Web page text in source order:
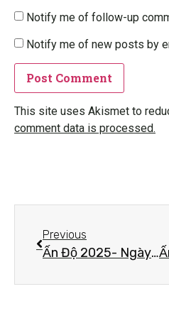
Notify me of follow-up
Notify me of new posts by
This site uses Akismet to
comment data is processed.
Previous
Ấn Độ 2025- Ngày thứ 6 – A-XÀ-THẾ – BÓNG TỐI VÀ ÁNH SÁNG TRONG TÂM